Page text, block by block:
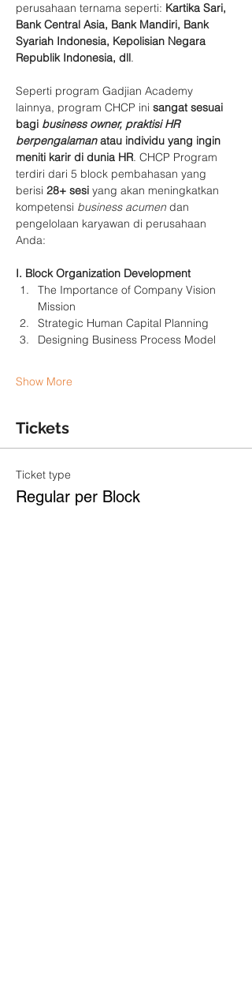
perusahaan ternama seperti: Kartika Sari,
Bank Central Asia, Bank Mandiri, Bank
Syariah Indonesia, Kepolisian Negara
Republik Indonesia, dll.
Seperti program Gadjian Academy
lainnya, program CHCP ini sangat sesuai
bagi business owner, praktisi HR
berpengalaman atau individu yang ingin
meniti karir di dunia HR. CHCP Program
terdiri dari 5 block pembahasan yang
berisi 28+ sesi yang akan meningkatkan
kompetensi business acumen dan
pengelolaan karyawan di perusahaan
Anda:
I. Block Organization Development
The Importance of Company Vision
Mission
Strategic Human Capital Planning
Designing Business Process Model
Show More
Tickets
Ticket type
Regular per Block